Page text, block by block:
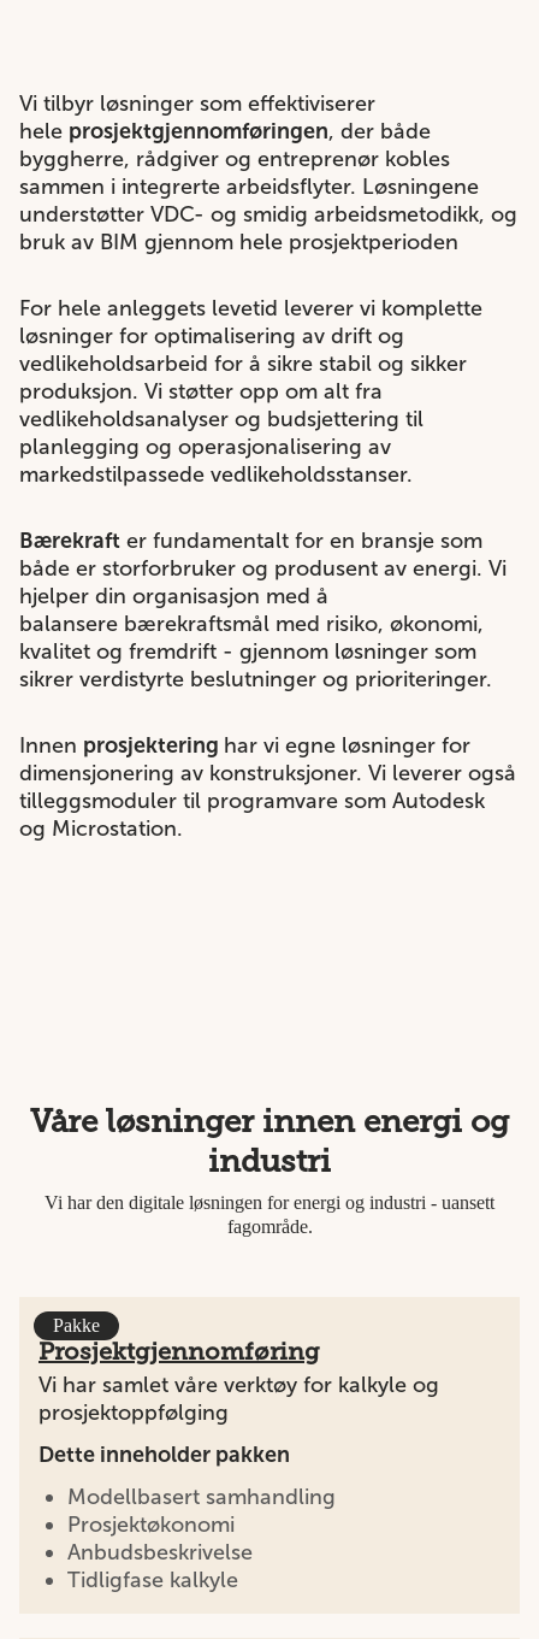
Vi tilbyr løsninger som effektiviserer
hele prosjektgjennomføringen, der både
byggherre, rådgiver og entreprenør kobles
sammen i integrerte arbeidsflyter. Løsningene
understøtter VDC- og smidig arbeidsmetodikk, og
bruk av BIM gjennom hele prosjektperioden
For hele anleggets levetid leverer vi komplette
løsninger for optimalisering av drift og
vedlikeholdsarbeid for å sikre stabil og sikker
produksjon. Vi støtter opp om alt fra
vedlikeholdsanalyser og budsjettering til
planlegging og operasjonalisering av
markedstilpassede vedlikeholdsstanser.
Bærekraft er fundamentalt for en bransje som
både er storforbruker og produsent av energi. Vi
hjelper din organisasjon med å
balansere bærekraftsmål med risiko, økonomi,
kvalitet og fremdrift - gjennom løsninger som
sikrer verdistyrte beslutninger og prioriteringer.​
Innen prosjektering har vi egne løsninger for
dimensjonering av konstruksjoner. Vi leverer også
tilleggsmoduler til programvare som Autodesk
og Microstation.​
Våre løsninger innen energi og
industri
Vi har den digitale løsningen for energi og industri - uansett
fagområde.
Pakke
Prosjektgjennomføring
Vi har samlet våre verktøy for kalkyle og
prosjektoppfølging
Dette inneholder pakken
Modellbasert samhandling
Prosjektøkonomi
Anbudsbeskrivelse
Tidligfase kalkyle